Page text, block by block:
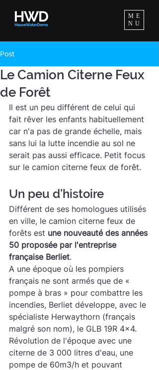
ME
NU
Post
Le Camion Citerne Feux
de Forêt
Il est un peu différent de celui qui
fait rêver les enfants habituellement
car n'a pas de grande échelle, mais
sans lui la lutte incendie au sol ne
serait pas aussi efficace. Petit focus
sur le camion citerne feux de forêt.
Un peu d'histoire
Différent de ses homologues utilisés
en ville, le camion citerne feux de
forêts est une nouveauté des années
50 proposée par l'entreprise
française Berliet.
A une époque où les pompiers
français ne sont armés que de «
pompe à bras » pour combattre les
incendies, Berliet développe, avec le
spécialiste Herwaythorn (français
malgré son nom), le GLB 19R 4x4.
Révolution de l'époque avec une
citerne de 3 000 litres d'eau, une
pompe de 60m3/h et pouvant